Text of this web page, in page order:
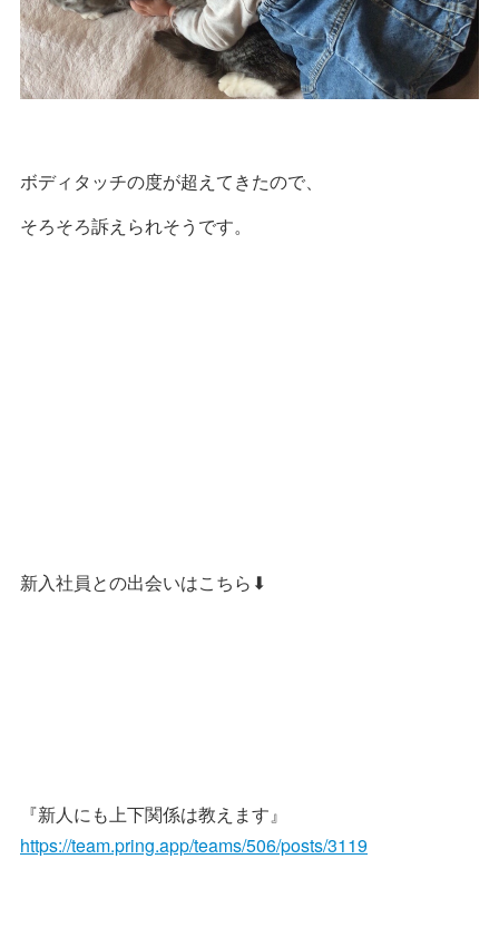
ボディタッチの度が超えてきたので、
そろそろ訴えられそうです。
新入社員との出会いはこちら⬇︎
『新人にも上下関係は教えます』
https://team.pring.app/teams/506/posts/3119